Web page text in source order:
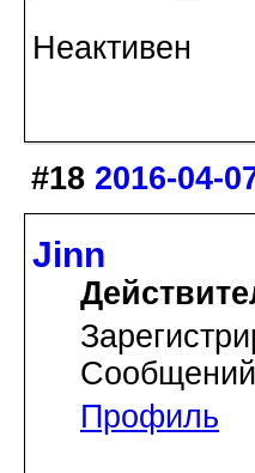
Неактивен
#18 2016-04-
Jinn
Профиль